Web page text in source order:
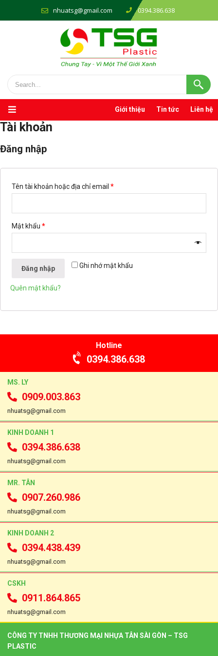
nhuatsg@gmail.com 0394.386.638
Giới thiệu Tin tức Liên hệ
Tài khoản
Đăng nhập
Tên tài khoản hoặc địa chỉ email *
Mật khẩu *
Ghi nhớ mật khẩu
Đăng nhập
Quên mật khẩu?
Hotline
0394.386.638
MS. LY
0909.003.863
nhuatsg@gmail.com
KINH DOANH 1
0394.386.638
nhuatsg@gmail.com
MR. TÂN
0907.260.986
nhuatsg@gmail.com
KINH DOANH 2
0394.438.439
nhuatsg@gmail.com
CSKH
0911.864.865
nhuatsg@gmail.com
CÔNG TY TNHH THƯƠNG MẠI NHỰA TÂN SÀI GÒN – TSG
PLASTIC